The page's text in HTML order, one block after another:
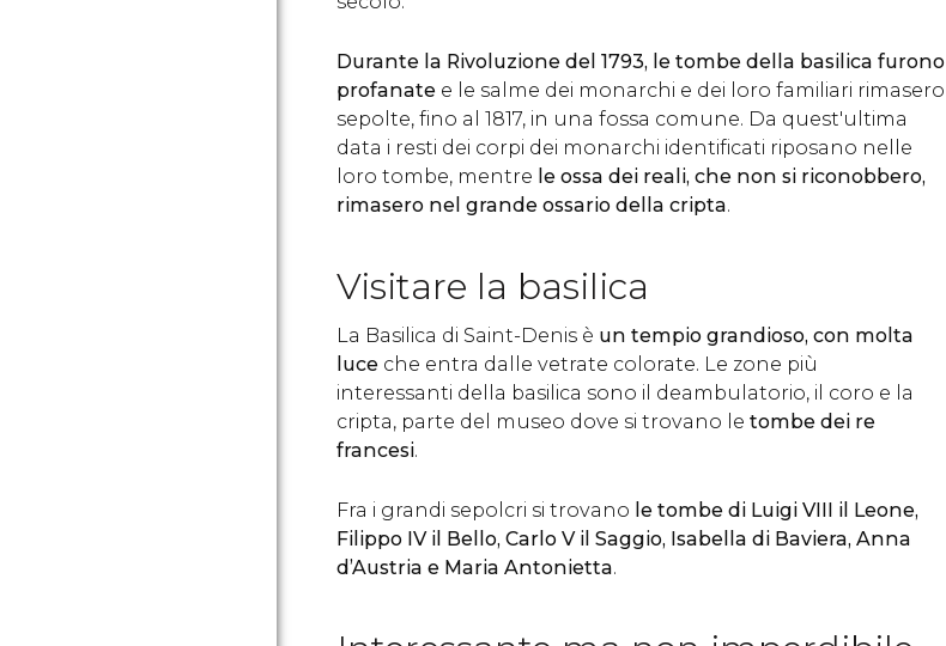
Durante la Rivoluzione del 1793, le tombe della basilica furono
profanate e le salme dei monarchi e dei loro familiari rimasero
sepolte, fino al 1817, in una fossa comune. Da quest'ultima
data i resti dei corpi dei monarchi identificati riposano nelle
loro tombe, mentre le ossa dei reali, che non si riconobbero,
rimasero nel grande ossario della cripta.
Visitare la basilica
La Basilica di Saint-Denis è un tempio grandioso, con molta
luce che entra dalle vetrate colorate. Le zone più
interessanti della basilica sono il deambulatorio, il coro e la
cripta, parte del museo dove si trovano le tombe dei re
francesi.
Fra i grandi sepolcri si trovano le tombe di Luigi VIII il Leone,
Filippo IV il Bello, Carlo V il Saggio, Isabella di Baviera, Anna
d’Austria e Maria Antonietta.